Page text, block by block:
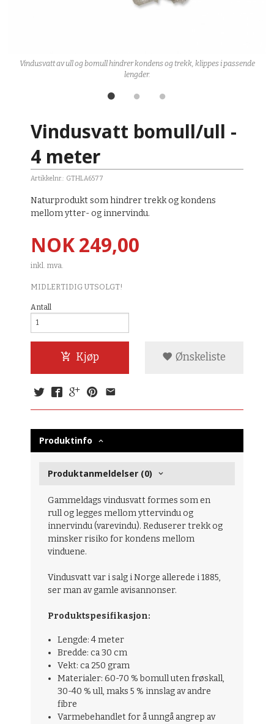
Vindusvatt av ull og bomull hindrer kondens og trekk, klippes i passende
lengder.
Vindusvatt bomull/ull -
4 meter
Artikkelnr.: GTHLA6577
Naturprodukt som hindrer trekk og kondens
mellom ytter- og innervindu.
Pris
NOK249,00
inkl. mva.
MIDLERTIDIG UTSOLGT!
Antall
Kjøp Ønskeliste
Produktinfo
Produktanmeldelser (0)
Gammeldags vindusvatt formes som en
rull og legges mellom yttervindu og
innervindu (varevindu). Reduserer trekk og
minsker risiko for kondens mellom
vinduene.
Vindusvatt var i salg i Norge allerede i 1885,
ser man av gamle avisannonser.
Produktspesifikasjon:
Lengde: 4 meter
Bredde: ca 30 cm
Vekt: ca 250 gram
Materialer: 60-70 % bomull uten frøskall,
30-40 % ull, maks 5 % innslag av andre
fibre
Varmebehandlet for å unngå angrep av